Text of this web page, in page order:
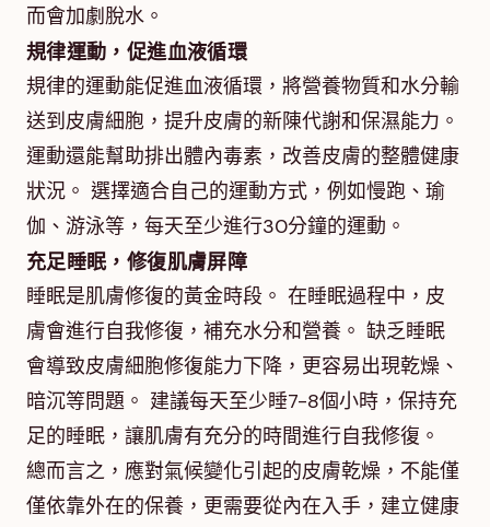
而會加劇脫水。
規律運動，促進血液循環
規律的運動能促進血液循環，將營養物質和水分輸
送到皮膚細胞，提升皮膚的新陳代謝和保濕能力。
運動還能幫助排出體內毒素，改善皮膚的整體健康
狀況。 選擇適合自己的運動方式，例如慢跑、瑜
伽、游泳等，每天至少進行30分鐘的運動。
充足睡眠，修復肌膚屏障
睡眠是肌膚修復的黃金時段。 在睡眠過程中，皮
膚會進行自我修復，補充水分和營養。 缺乏睡眠
會導致皮膚細胞修復能力下降，更容易出現乾燥、
暗沉等問題。 建議每天至少睡7-8個小時，保持充
足的睡眠，讓肌膚有充分的時間進行自我修復。
總而言之，應對氣候變化引起的皮膚乾燥，不能僅
僅依靠外在的保養，更需要從內在入手，建立健康